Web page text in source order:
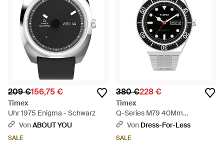
209 €156,75 €
Timex
Uhr 1975 Enigma - Schwarz
VonABOUT YOU
SALE
380 €228 €
Timex
Q-Series M79 40Mm
Automatikuhr - Mettallic
Von Dress-For-Less
SALE